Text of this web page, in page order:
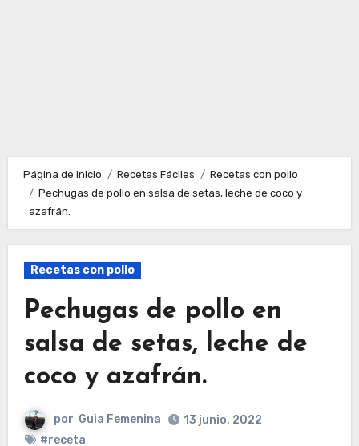
Página de inicio Recetas Fáciles
Recetas con pollo
Pechugas de pollo en salsa de setas, leche de coco y
azafrán.
Recetas con pollo
Pechugas de pollo en
salsa de setas, leche de
coco y azafrán.
por Guia Femenina
13 junio, 2022
#receta